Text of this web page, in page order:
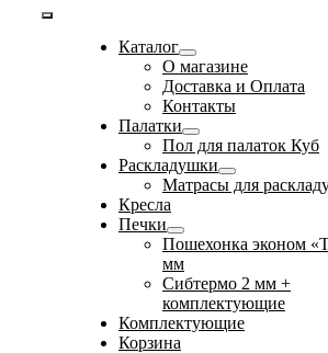
Toggle
Navigation
Каталог
О магазине
Доставка и Оплата
Контакты
Палатки
Пол для палаток Куб
Раскладушки
Матрасы для
Кресла
Печки
Пошехонка эконом
мм
Сибтермо 2 мм +
комплектующие
Комплектующие
Корзина